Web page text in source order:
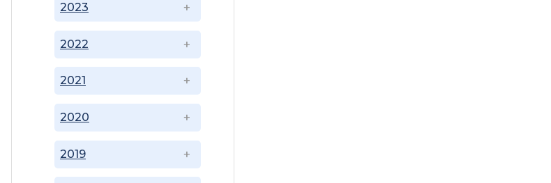
2019
2020
2021
2022
2023